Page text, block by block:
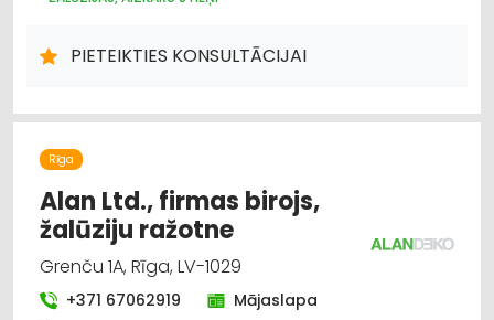
PIETEIKTIES KONSULTĀCIJAI
Rīga
Alan Ltd., firmas birojs,
žalūziju ražotne
Grenču 1A, Rīga, LV-1029
+371 67062919 Mājaslapa